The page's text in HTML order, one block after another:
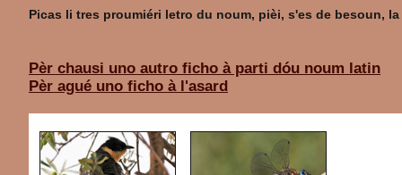
Picas li tres proumiéri letro du noum, pièi, s'es de
Pèr chausi uno autro ficho à parti dóu noum latin
Pèr agué uno ficho à l'asard